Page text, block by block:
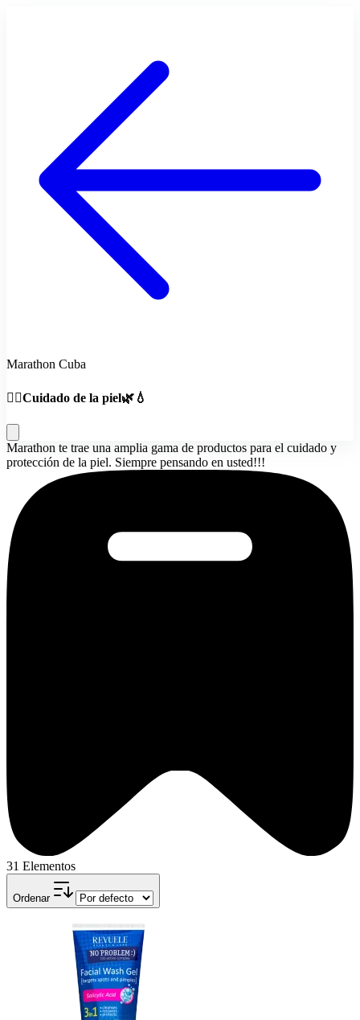
Marathon Cuba
🧖‍♀️Cuidado de la piel🌿💧
Marathon te trae una amplia gama de productos para el cuidado y
protección de la piel. Siempre pensando en usted!!!
31 Elementos
Ordenar